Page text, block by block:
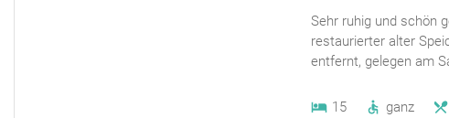
Sehr ruhig und schön
restaurierter alter
entfernt, gelegen am
15 ganz